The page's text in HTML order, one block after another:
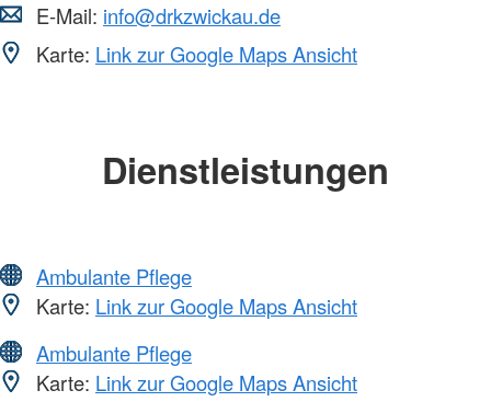
E-Mail: info@drkzwickau.de
Karte: Link zur Google Maps Ansicht
Dienstleistungen
Ambulante Pflege
Karte: Link zur Google Maps Ansicht
Ambulante Pflege
Karte: Link zur Google Maps Ansicht